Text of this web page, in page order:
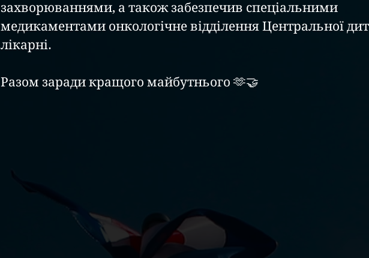
захворюваннями, а також забезпечив спеціальними
медикаментами онкологічне відділення Центральної
лікарні.
Разом заради кращого майбутнього 🫶🤝